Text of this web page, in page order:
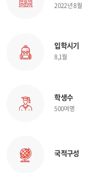
2022년 8월
입학시기
8,1월
학생수
500여명
국적구성